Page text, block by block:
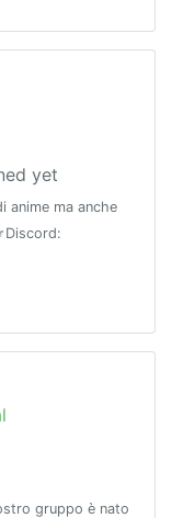
yet
anime ma anche
gruppo è nato